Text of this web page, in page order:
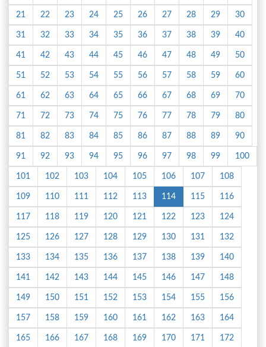
21 22 23 24 25 26 27 28 29 30
31 32 33 34 35 36 37 38 39 40
41 42 43 44 45 46 47 48 49 50
51 52 53 54 55 56 57 58 59 60
61 62 63 64 65 66 67 68 69 70
71 72 73 74 75 76 77 78 79 80
81 82 83 84 85 86 87 88 89 90
91 92 93 94 95 96 97 98 99 100
101 102 103 104 105 106 107 108
109 110 111 112 113 114 115 116
117 118 119 120 121 122 123 124
125 126 127 128 129 130 131 132
133 134 135 136 137 138 139 140
141 142 143 144 145 146 147 148
149 150 151 152 153 154 155 156
157 158 159 160 161 162 163 164
165 166 167 168 169 170 171 172